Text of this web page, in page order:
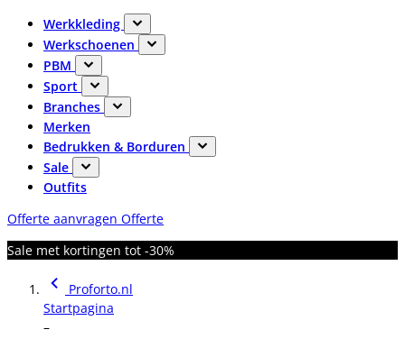
Werkkleding
Werkschoenen
PBM
Sport
Branches
Merken
Bedrukken & Borduren
Sale
Outfits
Offerte aanvragen Offerte
Sale met kortingen tot -30%
Proforto.nl
Startpagina
–